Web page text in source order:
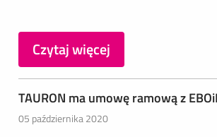
Czytaj więcej
TAURON ma umowę ramową z
05 października 2020